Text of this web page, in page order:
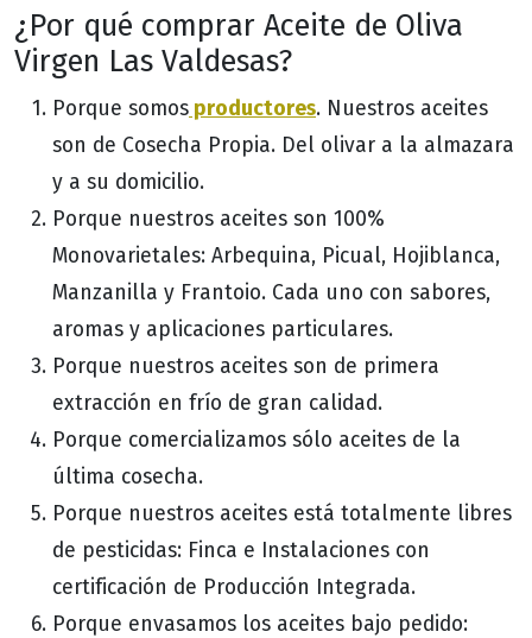
¿Por qué comprar Aceite de Oliva
Virgen Las Valdesas?
Porque somos productores. Nuestros aceites
son de Cosecha Propia. Del olivar a la almazara
y a su domicilio.
Porque nuestros aceites son 100%
Monovarietales: Arbequina, Picual, Hojiblanca,
Manzanilla y Frantoio. Cada uno con sabores,
aromas y aplicaciones particulares.
Porque nuestros aceites son de primera
extracción en frío de gran calidad.
Porque comercializamos sólo aceites de la
última cosecha.
Porque nuestros aceites está totalmente libres
de pesticidas: Finca e Instalaciones con
certificación de Producción Integrada.
Porque envasamos los aceites bajo pedido: